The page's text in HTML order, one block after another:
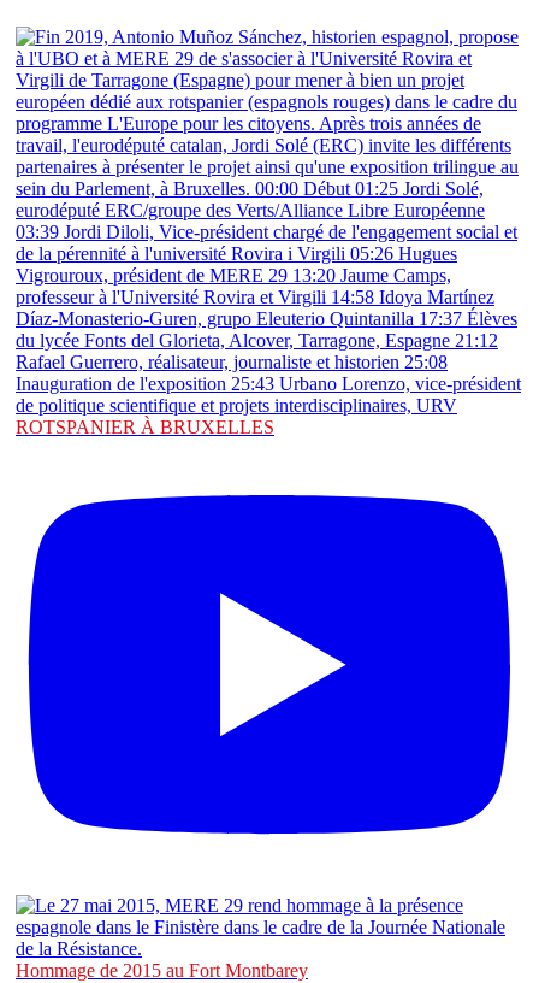
ROTSPANIER À BRUXELLES
Hommage de 2015 au Fort Montbarey